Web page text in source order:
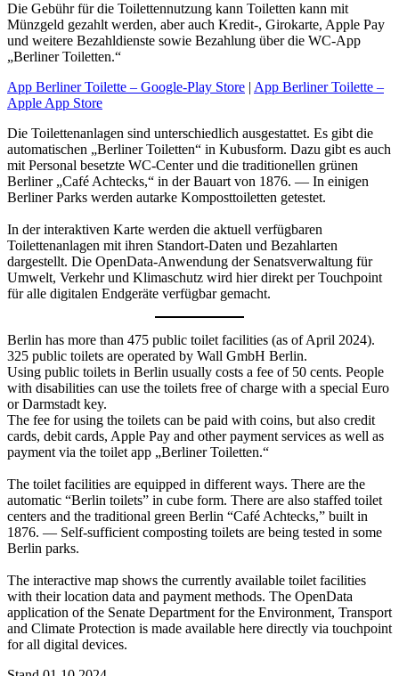
Die Gebühr für die Toilettennutzung kann Toiletten kann mit
Münzgeld gezahlt werden, aber auch Kredit-, Girokarte, Apple Pay
und weitere Bezahldienste sowie Bezahlung über die WC-App
„Berliner Toiletten.“
App Berliner Toilette – Google-Play Store | App Berliner Toilette –
Apple App Store
Die Toilettenanlagen sind unterschiedlich ausgestattet. Es gibt die
automatischen „Berliner Toiletten“ in Kubusform. Dazu gibt es auch
mit Personal besetzte WC-Center und die traditionellen grünen
Berliner „Café Achtecks,“ in der Bauart von 1876. — In einigen
Berliner Parks werden autarke Komposttoiletten getestet.
In der interaktiven Karte werden die aktuell verfügbaren
Toilettenanlagen mit ihren Standort-Daten und Bezahlarten
dargestellt. Die OpenData-Anwendung der Senatsverwaltung für
Umwelt, Verkehr und Klimaschutz wird hier direkt per Touchpoint
für alle digitalen Endgeräte verfügbar gemacht.
Berlin has more than 475 public toilet facilities (as of April 2024).
325 public toilets are operated by Wall GmbH Berlin.
Using public toilets in Berlin usually costs a fee of 50 cents. People
with disabilities can use the toilets free of charge with a special Euro
or Darmstadt key.
The fee for using the toilets can be paid with coins, but also credit
cards, debit cards, Apple Pay and other payment services as well as
payment via the toilet app „Berliner Toiletten.“
The toilet facilities are equipped in different ways. There are the
automatic “Berlin toilets” in cube form. There are also staffed toilet
centers and the traditional green Berlin “Café Achtecks,” built in
1876. — Self-sufficient composting toilets are being tested in some
Berlin parks.
The interactive map shows the currently available toilet facilities
with their location data and payment methods. The OpenData
application of the Senate Department for the Environment, Transport
and Climate Protection is made available here directly via touchpoint
for all digital devices.